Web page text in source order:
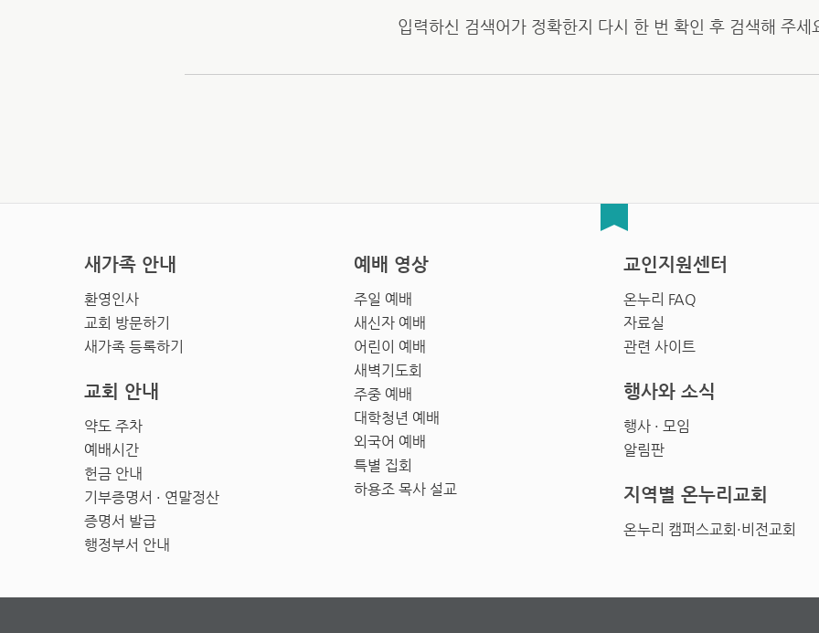
입력하신 검색어가 정확한지 다시 한 번 확인 후 검색해 주세
새가족 안내
환영인사
교회 방문하기
새가족 등록하기
예배 영상
주일 예배
새신자 예배
어린이 예배
새벽기도회
주중 예배
대학청년 예배
외국어 예배
특별 집회
하용조 목사 설교
교인지원센터
온누리 FAQ
자료실
관련 사이트
교회 안내
약도 주차
예배시간
헌금 안내
기부증명서 · 연말정산
증명서 발급
행정부서 안내
행사와 소식
행사 · 모임
알림판
지역별 온누리교회
온누리 캠퍼스교회·비전교회